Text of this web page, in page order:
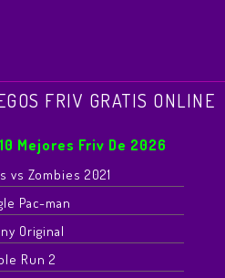
FRIV GRATIS ONLINE
Mejores Friv De 2026
vs Zombies 2021
Pac-man
Original
Run 2